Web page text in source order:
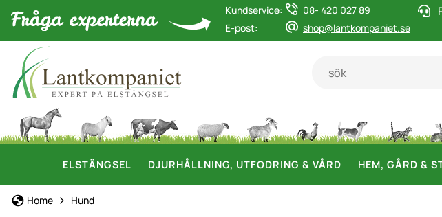
Kundservice:
08- 420 027 89
E-post:
shop@lantkompaniet.se
ELSTÄNGSEL DJURHÅLLNING, UTFODRING & VÅRD HEM, GÅRD &
Home Hund